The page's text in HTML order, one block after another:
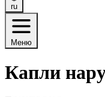
ru
Меню
Капли